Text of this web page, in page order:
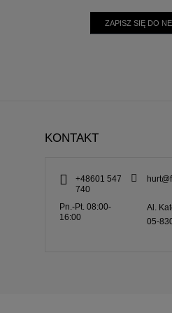
ZAPISZ SIĘ DO
KONTAKT
+48601 547
740
Pn.-Pt. 08:00-
16:00
Al.
05-